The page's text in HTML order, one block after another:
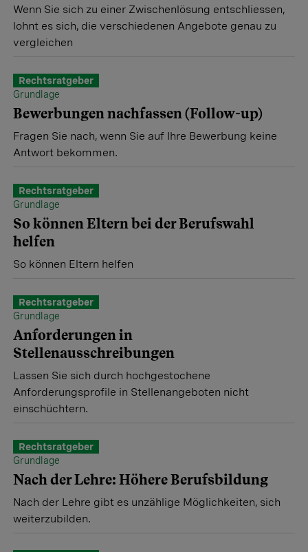
Wenn Sie sich zu einer Zwischenlösung entschliessen,
lohnt es sich, die verschiedenen Angebote genau zu
vergleichen
Rechtsratgeber
Grundlage
Bewerbungen nachfassen (Follow-up)
Fragen Sie nach, wenn Sie auf Ihre Bewerbung keine
Antwort bekommen.
Rechtsratgeber
Grundlage
So können Eltern bei der Berufswahl
helfen
So können Eltern helfen
Rechtsratgeber
Grundlage
Anforderungen in
Stellenausschreibungen
Lassen Sie sich durch hochgestochene
Anforderungsprofile in Stellenangeboten nicht
einschüchtern.
Rechtsratgeber
Grundlage
Nach der Lehre: Höhere Berufsbildung
Nach der Lehre gibt es unzählige Möglichkeiten, sich
weiterzubilden.